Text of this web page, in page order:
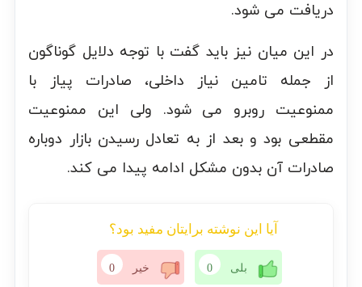
دریافت می شود.
در این میان نیز باید گفت با توجه دلایل گوناگون
از جمله تامین نیاز داخلی، صادرات پیاز با
ممنوعیت روبرو می شود. ولی این ممنوعیت
مقطعی بود و بعد از به تعادل رسیدن بازار دوباره
صادرات آن بدون مشکل ادامه پیدا می کند.
آیا این نوشته برایتان مفید بود؟
بلی 0 خیر 0